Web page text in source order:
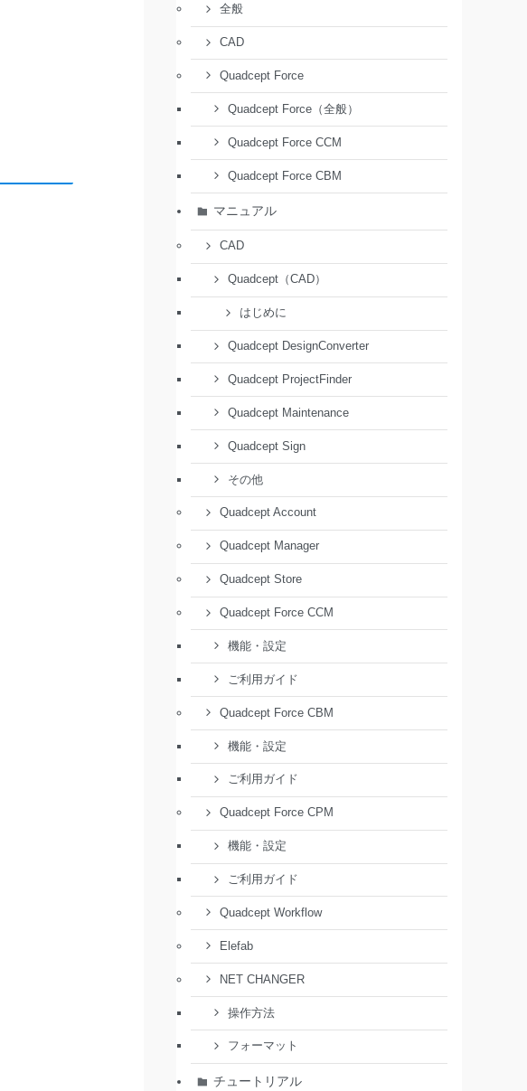
全般
CAD
Quadcept Force
Quadcept Force（全般）
Quadcept Force CCM
Quadcept Force CBM
マニュアル
CAD
Quadcept（CAD）
はじめに
Quadcept DesignConverter
Quadcept ProjectFinder
Quadcept Maintenance
Quadcept Sign
その他
Quadcept Account
Quadcept Manager
Quadcept Store
Quadcept Force CCM
機能・設定
ご利用ガイド
Quadcept Force CBM
機能・設定
ご利用ガイド
Quadcept Force CPM
機能・設定
ご利用ガイド
Quadcept Workflow
Elefab
NET CHANGER
操作方法
フォーマット
チュートリアル